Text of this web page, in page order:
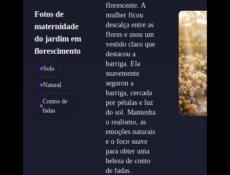
Fotos de
maternidade
do jardim em
florescimento
Solo
Natural
Contos de
fadas
florescente. A
mulher ficou
descalça entre as
flores e usou um
vestido claro que
destacou a
barriga. Ela
suavemente
segurou a
barriga, cercada
por pétalas e luz
do sol. Mantenha
o realismo, as
emoções naturais
e o foco suave
para obter uma
beleza de conto
de fadas.